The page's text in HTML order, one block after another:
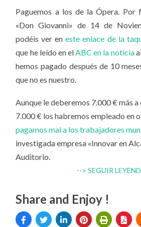
Paguemos a los de la Ópera.
«Don Giovanni» de 14 de
podéis ver eneste enlace de la
que he leído en elABC en la noticia
hemos pagado después de 10
que no es nuestro.
Aunque le deberemos 7.000 € más a
7.000 € los habremos empleado en
pagamos mal a los trabajadores
investigada empresa «Innovar en
Auditorio.
--> SEGUIR
Share and Enjoy !